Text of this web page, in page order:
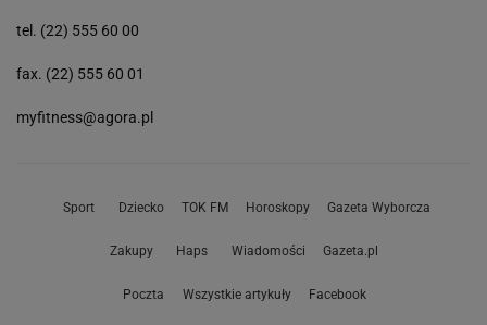
tel. (22) 555 60 00
fax. (22) 555 60 01
myfitness@agora.pl
Sport Dziecko TOK FM Horoskopy Gazeta Wyborcza
Zakupy Haps Wiadomości Gazeta.pl
Poczta Wszystkie artykuły Facebook